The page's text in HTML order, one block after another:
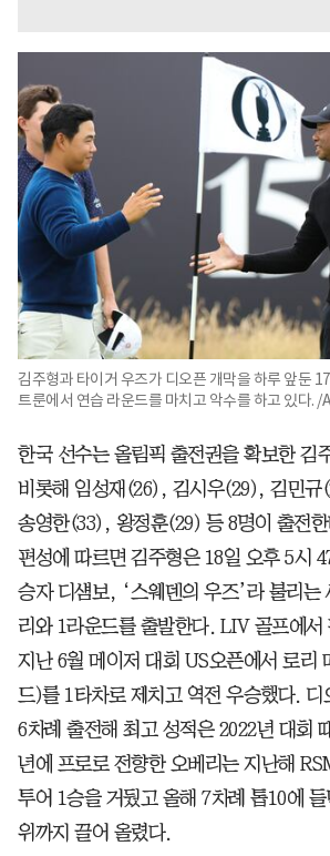
김주형과 타이거 우즈가 디오픈 개막을 하루 앞둔
트룬에서 연습 라운드를 마치고 악수를 하고 있다. /
한국 선수는 올림픽 출전권을 확보한 김
비롯해 임성재(26), 김시우(29), 김민
송영한(33), 왕정훈(29) 등 8명이 출전
편성에 따르면 김주형은 18일 오후 5시
승자 디섐보, ‘스웨덴의 우즈’라 불리는
리와 1라운드를 출발한다. LIV 골프에서
지난 6월 메이저 대회 US오픈에서 로리
드)를 1타차로 제치고 역전 우승했다. 디
6차례 출전해 최고 성적은 2022년 대회
년에 프로로 전향한 오베리는 지난해
투어 1승을 거뒀고 올해 7차례 톱10에
위까지 끌어 올렸다.